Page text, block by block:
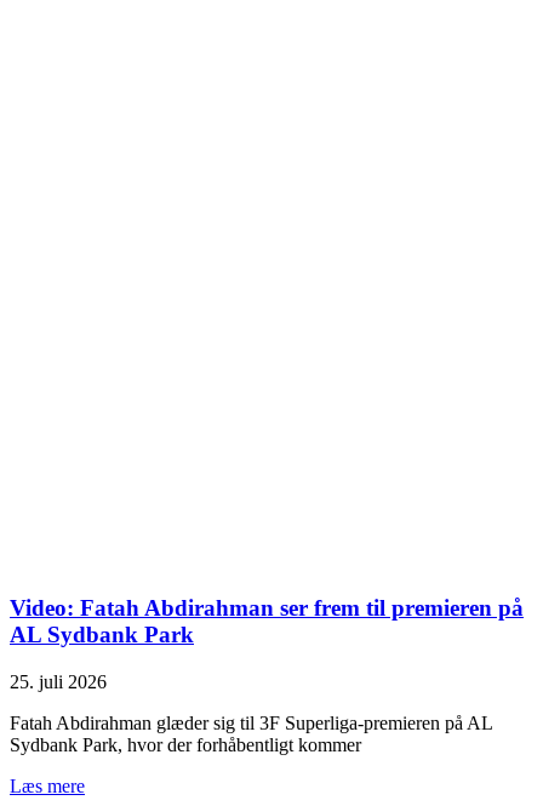
Video: Fatah Abdirahman ser frem til premieren på
AL Sydbank Park
25. juli 2026
Fatah Abdirahman glæder sig til 3F Superliga-premieren på AL
Sydbank Park, hvor der forhåbentligt kommer
Læs mere